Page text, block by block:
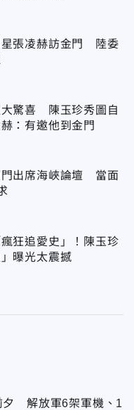
星張凌赫訪金門 陸委
大驚喜 陳玉珍秀圖自
：有邀他到金門
門出席海峽論壇 當面
狂追愛史」！陳玉珍
」曝光太震撼
夕 解放軍6架軍機、1